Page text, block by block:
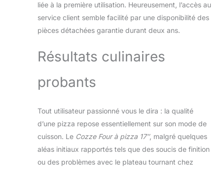
chauffe, il assure
robustesse et
fiabilité pour toutes
liée à la première utilisation. Heureusement, l’accès au
service client semble facilité par une disponibilité des
pièces détachées garantie durant deux ans.
Résultats culinaires
probants
Tout utilisateur passionné vous le dira : la qualité
d’une pizza repose essentiellement sur son mode de
cuisson. Le Cozze Four à pizza 17″, malgré quelques
aléas initiaux rapportés tels que des soucis de finition
ou des problèmes avec le plateau tournant chez